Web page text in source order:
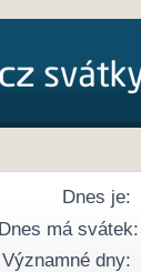
Dnes je:
Dnes má svátek:
Významné dny: